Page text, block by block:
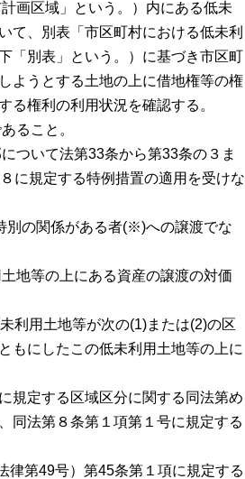
画区域」という。）内にある低未
て、別表「市区町村における低未利
「別表」という。）に基づき市区町
ようとする土地の上に借地権等の権
る権利の利用状況を確認する。
ること。
ついて法第33条から第33条の３ま
に規定する特例措置の適用を受けな
別の関係がある者(※)への譲渡でな
地等の上にある資産の譲渡の対価
利用土地等が次の(1)または(2)の区
もにしたこの低未利用土地等の上に
規定する区域区分に関する同法第め
同法第８条第１項第１号に規定する
律第49号）第45条第１項に規定する